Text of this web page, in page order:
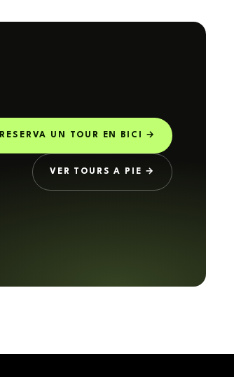
RESERVA UN TOUR EN BICI →
VER TOURS A PIE →